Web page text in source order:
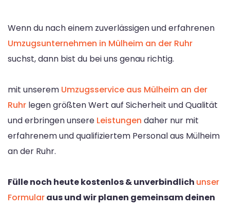
Wenn du nach einem zuverlässigen und erfahrenen
Umzugsunternehmen in Mülheim an der Ruhr
suchst, dann bist du bei uns genau richtig.
mit unserem Umzugsservice aus Mülheim an der
Ruhr legen größten Wert auf Sicherheit und Qualität
und erbringen unsere Leistungen daher nur mit
erfahrenem und qualifiziertem Personal aus Mülheim
an der Ruhr.
Fülle noch heute kostenlos & unverbindlich unser
Formularaus und wir planen gemeinsam deinen